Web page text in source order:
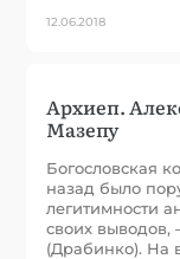
12.06.2018
Архиеп.
Мазепу
Богословская
назад было
легитимности
своих выводов,
(Драбинко). На